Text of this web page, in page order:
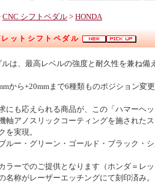
CNC シフトペダル > HONDA
ットシフトペダル
は、最高レベルの強度と耐久性を兼ね備
から+20mmまで6種類ものポジション変
も応えられる商品が、この「ハマーヘッ
軸アノスリックコーティングを施された
を実現。
ー・グリーン・ゴールド・ブラック・
ーでのご提供となります（ホンダ＝レッ
称がレーザーエッチングにて刻印済み。